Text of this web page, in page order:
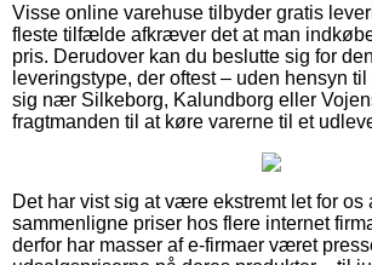
Visse online varehuse tilbyder gratis
fleste tilfælde afkræver det at man
pris. Derudover kan du beslutte sig for
leveringstype, der oftest – uden hensyn
sig nær Silkeborg, Kalundborg eller
fragtmanden til at køre varerne til et
Det har vist sig at være ekstremt let for os
sammenligne priser hos flere internet
derfor har masser af e-firmaer været